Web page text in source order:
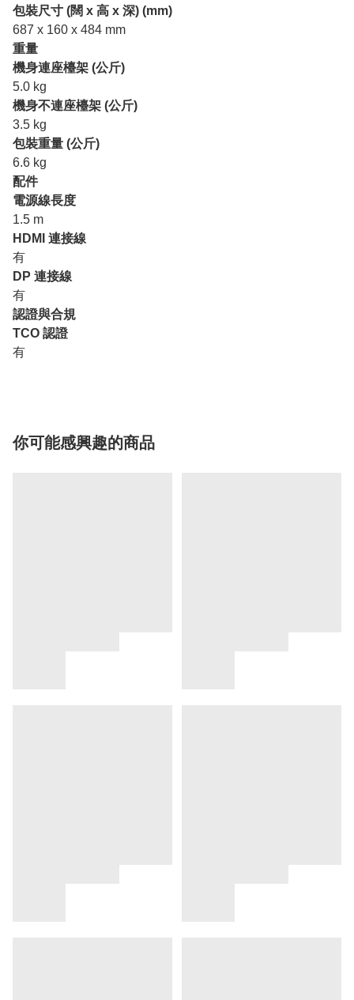
包裝尺寸 (闊 x 高 x 深) (mm)
687 x 160 x 484 mm
重量
機身連座檯架 (公斤)
5.0 kg
機身不連座檯架 (公斤)
3.5 kg
包裝重量 (公斤)
6.6 kg
配件
電源線長度
1.5 m
HDMI 連接線
有
DP 連接線
有
認證與合規
TCO 認證
有
你可能感興趣的商品